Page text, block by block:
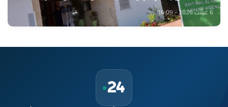
6 غشت 2026 - 16:09